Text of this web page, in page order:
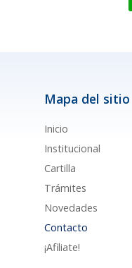
Mapa del sitio
Inicio
Institucional
Cartilla
Trámites
Novedades
Contacto
¡Afiliate!